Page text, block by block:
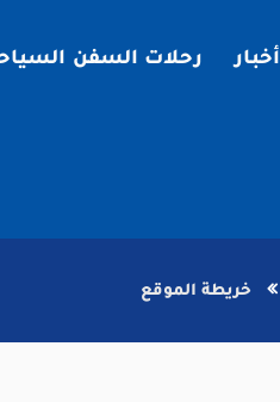
أخبار رحلات السفن
خريطة الموقع